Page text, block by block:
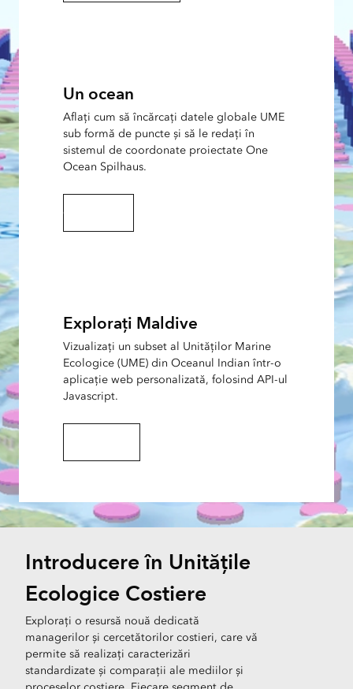
Un ocean
Aflați cum să încărcați datele globale UME
sub formă de puncte și să le redați în
sistemul de coordonate proiectate One
Ocean Spilhaus.
Citiți articolul
Explorați Maldive
Vizualizați un subset al Unităților Marine
Ecologice (UME) din Oceanul Indian într-o
aplicație web personalizată, folosind API-ul
Javascript.
Introducere în Unitățile
Ecologice Costiere
Explorați o resursă nouă dedicată
managerilor și cercetătorilor costieri, care vă
permite să realizați caracterizări
standardizate și comparații ale mediilor și